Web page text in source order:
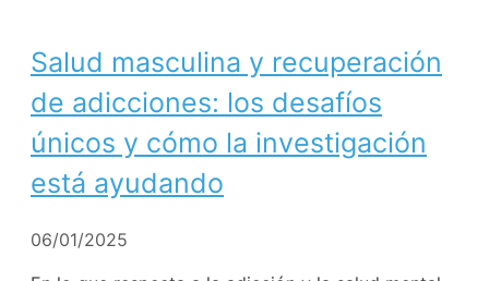
Salud masculina y recuperación
de adicciones: los desafíos
únicos y cómo la investigación
está ayudando
06/01/2025